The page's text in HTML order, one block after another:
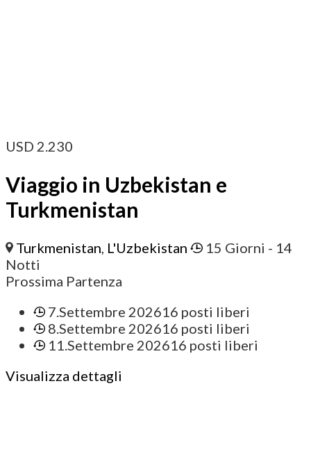
USD 2.230
Viaggio in Uzbekistan e
Turkmenistan
Turkmenistan, L'Uzbekistan 15 Giorni - 14
Notti
Prossima Partenza
7.Settembre 202616 posti liberi
8.Settembre 202616 posti liberi
11.Settembre 202616 posti liberi
Visualizza dettagli